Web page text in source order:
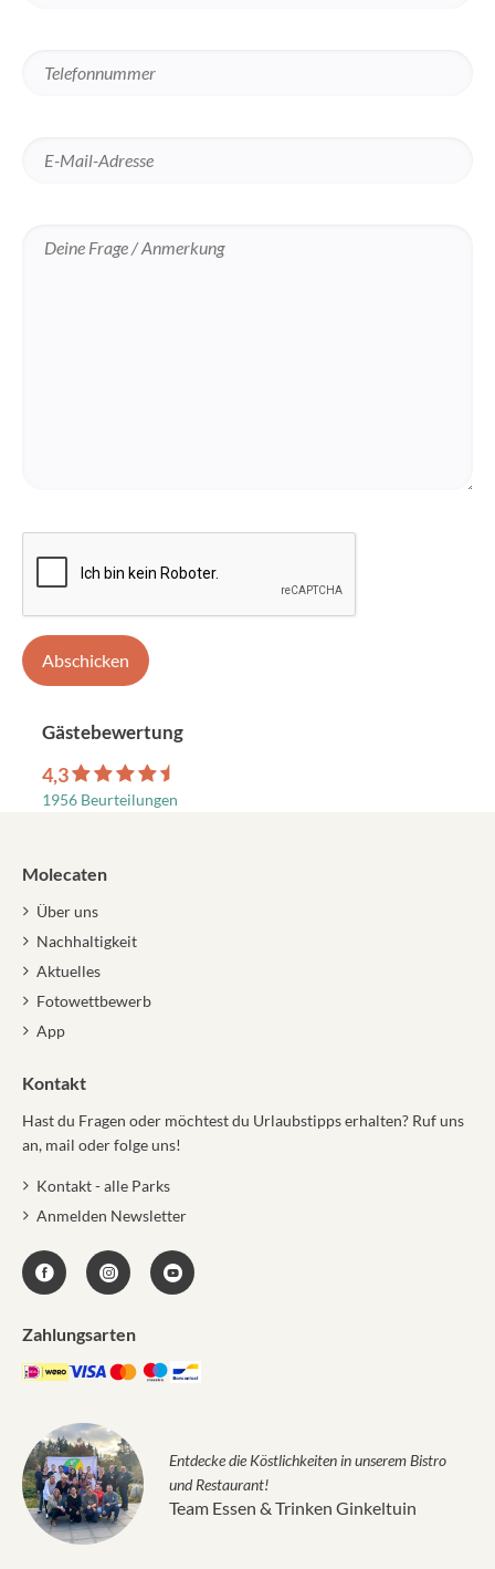
Gästebewertung
4,3
1956 Beurteilungen
Molecaten
Über uns
Nachhaltigkeit
Aktuelles
Fotowettbewerb
App
Kontakt
Hast du Fragen oder möchtest du Urlaubstipps erhalten? Ruf uns
an, mail oder folge uns!
Kontakt - alle Parks
Anmelden Newsletter
Zahlungsarten
Entdecke die Köstlichkeiten in unserem Bistro
und Restaurant!
Team Essen & Trinken Ginkeltuin